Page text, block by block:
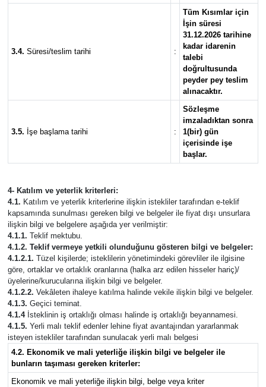
3.4. Süresi/teslim tarihi :
Tüm Kısımlar için
İşin süresi
31.12.2026 tarihine
kadar idarenin
talebi
doğrultusunda
peyder pey teslim
alınacaktır.
3.5. İşe başlama tarihi :
Sözleşme
imzaladıktan sonra
1(bir) gün
içerisinde işe
başlar.
4- Katılım ve yeterlik kriterleri:
4.1. Katılım ve yeterlik kriterlerine ilişkin istekliler tarafından e-teklif
kapsamında sunulması gereken bilgi ve belgeler ile fiyat dışı unsurlara
ilişkin bilgi ve belgelere aşağıda yer verilmiştir:
4.1.1. Teklif mektubu.
4.1.2. Teklif vermeye yetkili olunduğunu gösteren bilgi ve belgeler:
4.1.2.1. Tüzel kişilerde; isteklilerin yönetimindeki görevliler ile ilgisine
göre, ortaklar ve ortaklık oranlarına (halka arz edilen hisseler hariç)/
üyelerine/kurucularına ilişkin bilgi ve belgeler.
4.1.2.2. Vekâleten ihaleye katılma halinde vekile ilişkin bilgi ve belgeler.
4.1.3. Geçici teminat.
4.1.4İsteklinin iş ortaklığı olması halinde iş ortaklığı beyannamesi.
4.1.5. Yerli malı teklif edenler lehine fiyat avantajından yararlanmak
isteyen istekliler tarafından sunulacak yerli malı belgesi
4.2. Ekonomik ve mali yeterliğe ilişkin bilgi ve belgeler ile
bunların taşıması gereken kriterler:
Ekonomik ve mali yeterliğe ilişkin bilgi, belge veya kriter